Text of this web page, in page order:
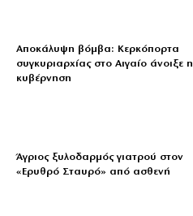
Αποκάλυψη βόμβα: Κερκόπορτα
συγκυριαρχίας στο Αιγαίο άνοιξε η
κυβέρνηση
Άγριος ξυλοδαρμός γιατρού στον
«Ερυθρό Σταυρό» από ασθενή